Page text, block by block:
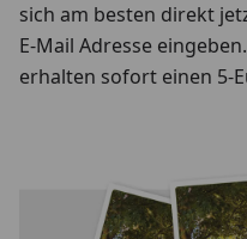
sich am besten direkt
E-Mail Adresse
erhalten sofort einen 5-